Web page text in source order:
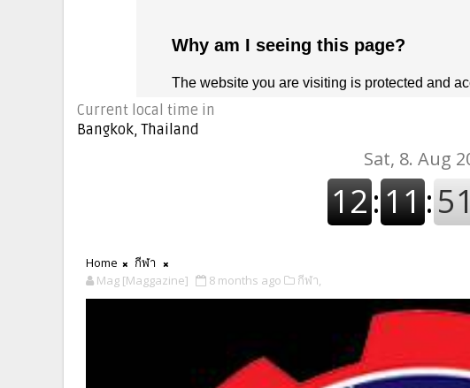
Current local time in
Bangkok, Thailand
Home
กีฬา
Mag [Maggazine]
8 months ago กีฬา,